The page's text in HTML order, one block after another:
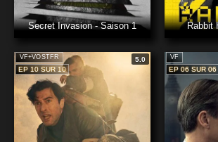
Secret Invasion - Saison 1 Rabbit
VF+VOSTFR
5.0
EP 10 SUR 10
VF
EP 06 SUR 06